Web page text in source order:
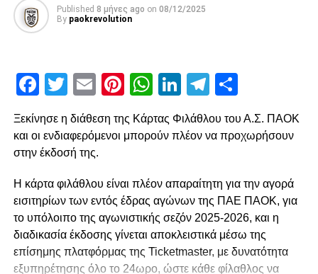
έκανε το 22-30, ωστόσο την τελευταία κουβέντα την είχε ο
ΠΑΟΚ mαteco, ο οποίος με γκολ της Κερλίδη έκανε το 23-
ADVERTISEMENT
Οι παίκτριες του ΠΑΟΚ mαteco, κόντρα σε όλες τις
δυσκολίες και τα ασταμάτητα χιλιόμετρα με τέσσερις
απαιτητικούς αγώνες σε μία εβδομάδα, έβγαλαν ψυχή και
χαρακτήρα, παίρνοντας μία τεράστια πρόκριση.
Επόμενη αγωνιστική υποχρέωση για το σύνολο του
Δημήτρη Πελεκίδη, το Σάββατο 23 Νοεμβρίου, εντός
Published 8 μήνες ago on 08/12/2025
By paokrevolution
Facebook
Twitter
EmailPinterest
WhatsApp
LinkedIn
Telegram
Ξεκίνησε η διάθεση της Κάρτας Φιλάθλου του Α.Σ. ΠΑΟΚ
και οι ενδιαφερόμενοι μπορούν πλέον να προχωρήσουν
στην έκδοσή της.
Η κάρτα φιλάθλου είναι πλέον απαραίτητη για την αγορά
εισιτηρίων των εντός έδρας αγώνων της ΠΑΕ ΠΑΟΚ, για
το υπόλοιπο της αγωνιστικής σεζόν 2025-2026, και η
διαδικασία έκδοσης γίνεται αποκλειστικά μέσω της
επίσημης πλατφόρμας της Ticketmaster, με δυνατότητα
εξυπηρέτησης όλο το 24ωρο, ώστε κάθε φίλαθλος να